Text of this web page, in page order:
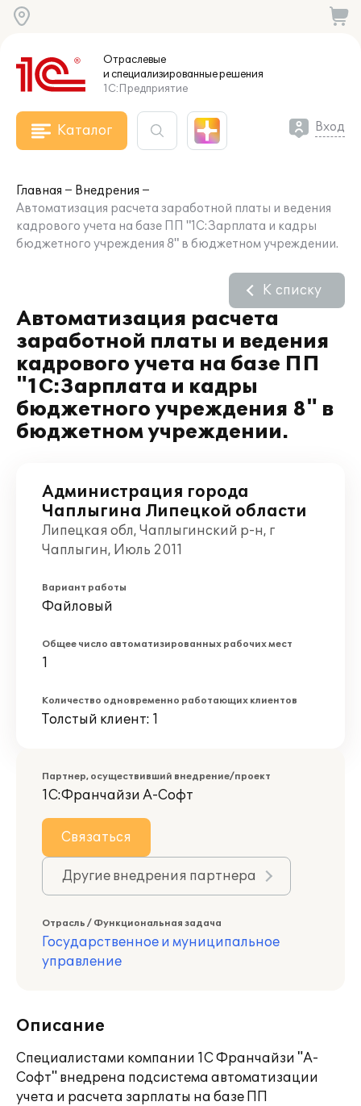
Отраслевые
и специализированныерешения
1С:Предприятие
Каталог Вход
Главная
Внедрения
Автоматизация расчета заработной платы и ведения
кадрового учета на базе ПП "1С:Зарплата и кадры
бюджетного учреждения 8" в бюджетном учреждении.
Автоматизация расчета
заработной платы и ведения
кадрового учета на базе ПП
"1С:Зарплата и кадры
бюджетного учреждения 8" в
бюджетном учреждении.
К списку
Администрация города
Чаплыгина Липецкой области
Липецкая обл, Чаплыгинский р-н, г
Чаплыгин, Июль 2011
Вариант работы
Файловый
Общее число автоматизированных рабочих мест
1
Количество одновременно работающих клиентов
Толстый клиент: 1
Партнер, осуществивший внедрение/проект
1С:Франчайзи А-Софт
Связаться
Другие внедрения партнера
Отрасль / Функциональная задача
Государственное и муниципальное
управление
Описание
Специалистами компании 1С Франчайзи "А-
Софт" внедрена подсистема автоматизации
учета и расчета зарплаты на базе ПП